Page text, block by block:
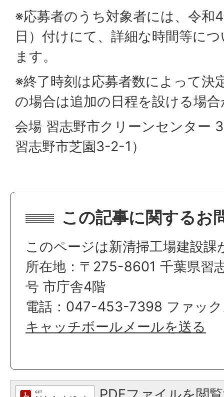
※応募者のうち対象者には、令和
日）付けにて、詳細な時間等に
ます。
※終了時刻は応募者数によって決
の場合は追加の日程を設ける場
会場 習志野市クリーンセンター
習志野市芝園3-2-1）
この記事に関するお
このページは新清掃工場建設
所在地：〒275-8601 千葉県習
号 市庁舎4階
電話：047-453-7398 ファッ
キャッチボールメールを送る